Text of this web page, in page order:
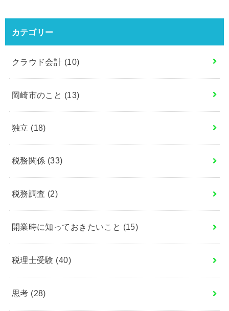
カテゴリー
クラウド会計 (10)
岡崎市のこと (13)
独立 (18)
税務関係 (33)
税務調査 (2)
開業時に知っておきたいこと (15)
税理士受験 (40)
思考 (28)